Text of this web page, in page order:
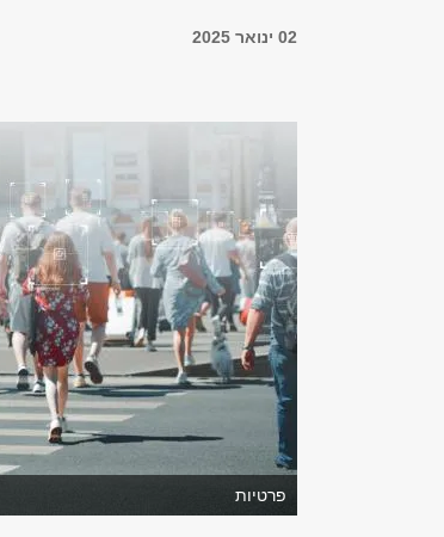
02 ינואר 2025
פרטיות